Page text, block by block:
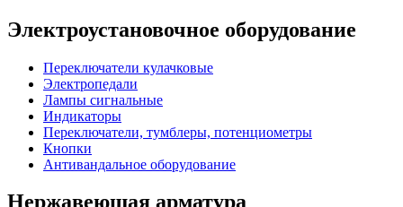
Электроустановочное оборудование
Переключатели кулачковые
Электропедали
Лампы сигнальные
Индикаторы
Переключатели, тумблеры, потенциометры
Кнопки
Антивандальное оборудование
Нержавеющая арматура